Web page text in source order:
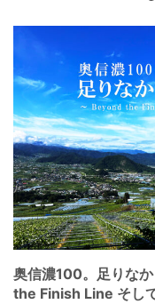
奥信濃100。足りな
the Finish Line そし